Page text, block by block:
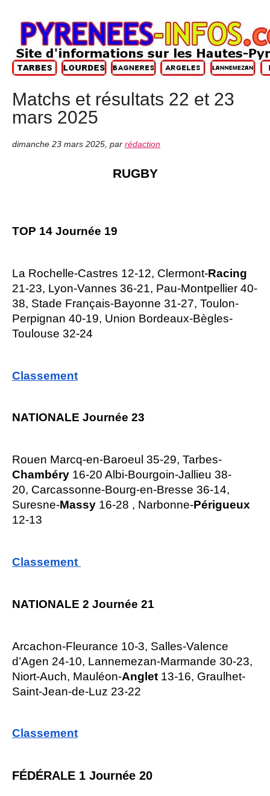
Matchs et résultats 22 et 23
mars 2025
dimanche 23 mars 2025 par rédaction
RUGBY
TOP 14 Journée 19
La Rochelle-Castres 12-12, Clermont-Racing
21-23, Lyon-Vannes 36-21, Pau-Montpellier 40-
38, Stade Français-Bayonne 31-27, Toulon-
Perpignan 40-19, Union Bordeaux-Bègles-
Toulouse 32-24
Classement
NATIONALE Journée 23
Rouen Marcq-en-Baroeul 35-29, Tarbes-
Chambéry 16-20 Albi-Bourgoin-Jallieu 38-
20, Carcassonne-Bourg-en-Bresse 36-14,
Suresne-Massy 16-28 , Narbonne-Périgueux
12-13
Classement
NATIONALE 2 Journée 21
Arcachon-Fleurance 10-3, Salles-Valence
d’Agen 24-10, Lannemezan-Marmande 30-23,
Niort-Auch, Mauléon-Anglet 13-16, Graulhet-
Saint-Jean-de-Luz 23-22
Classement
FÉDÉRALE 1 Journée 20